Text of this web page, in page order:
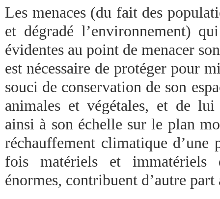
Les menaces (du fait des
et dégradé l’environnement)
évidentes au point de menacer
est nécessaire de protéger pour
souci de conservation de son
animales et végétales, et de
ainsi à son échelle sur le plan
réchauffement climatique d’une
fois matériels et immatériels
énormes, contribuent d’autre